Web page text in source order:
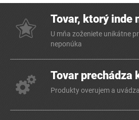
Tovar, ktorý inde
U mňa zoženiete unikátne
neponúka
Tovar prechádza
Produkty overujem a